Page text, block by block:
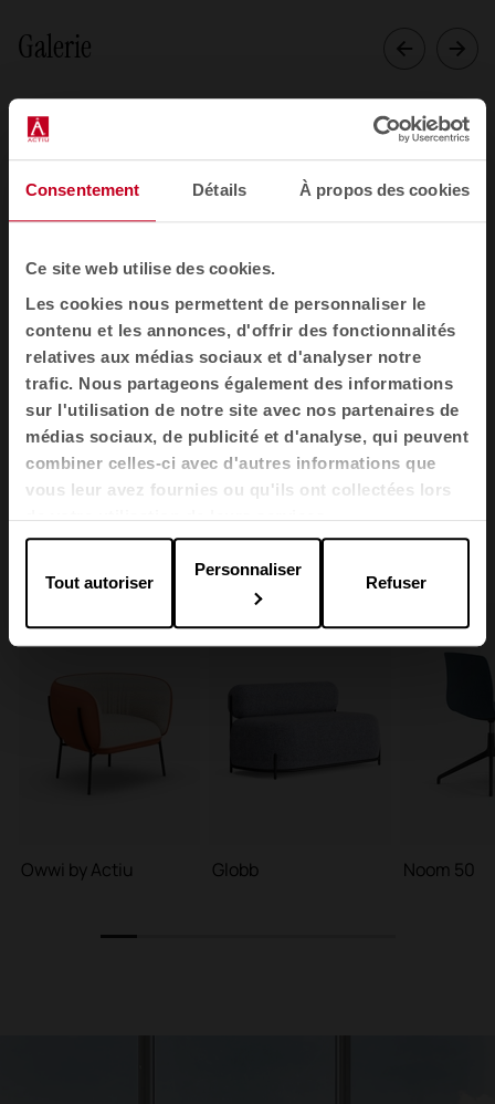
Consentement Détails À propos des cookies
Ce site web utilise des cookies.
Les cookies nous permettent de personnaliser le
contenu et les annonces, d'offrir des fonctionnalités
relatives aux médias sociaux et d'analyser notre
trafic. Nous partageons également des informations
sur l'utilisation de notre site avec nos partenaires de
médias sociaux, de publicité et d'analyse, qui peuvent
combiner celles-ci avec d'autres informations que
vous leur avez fournies ou qu'ils ont collectées lors
de votre utilisation de leurs services.
Tout autoriser
Personnaliser
Refuser
Galerie
1 2 3 4
Voir toutes les images
Owwi by Actiu Globb Noom 50